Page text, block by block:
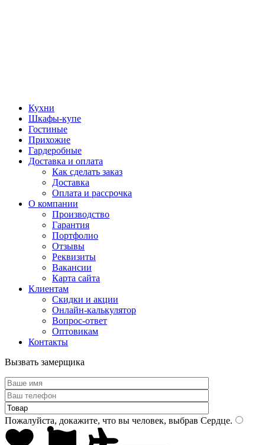
Кухни
Шкафы-купе
Гостиные
Прихожие
Гардеробные
Доставка и оплата
Как сделать заказ
Доставка
Оплата и рассрочка
О компании
Производство
Гарантия
Портфолио
Отзывы
Реквизиты
Вакансии
Карта сайта
Клиентам
Скидки и акции
Онлайн-калькулятор
Вопрос-ответ
Оптовикам
Контакты
Вызвать замерщика
Пожалуйста, докажите, что вы человек, выбрав Сердце.